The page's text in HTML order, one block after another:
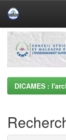
Skip
navigation
DICAMES :